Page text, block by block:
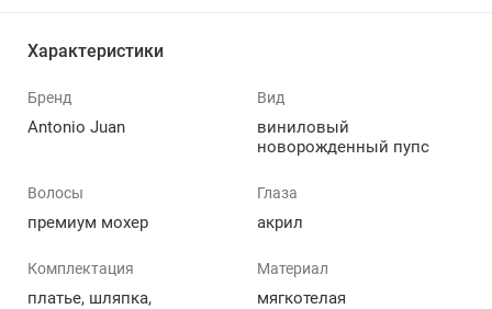
Характеристики
Бренд
Antonio Juan
Вид
виниловый
новорожденный пупс
Волосы
премиум мохер
Глаза
акрил
Комплектация
платье, шляпка,
Материал
мягкотелая